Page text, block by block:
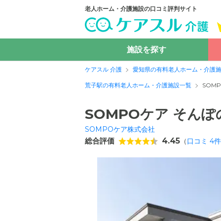
老人ホーム・介護施設の口コミ評判サイト
施設を探す
ケアスル 介護 愛知県の有料老人ホーム・介護
荒子駅の有料老人ホーム・介護施設一覧
SOMPOケア そん
SOMPOケア株式会社
総合評価 4.45 （口コミ 4件